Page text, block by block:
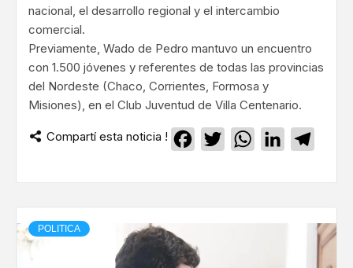
nacional, el desarrollo regional y el intercambio
comercial.
Previamente, Wado de Pedro mantuvo un encuentro
con 1.500 jóvenes y referentes de todas las provincias
del Nordeste (Chaco, Corrientes, Formosa y
Misiones), en el Club Juventud de Villa Centenario.
Compartí esta noticia ! Facebook
TwitterWhatsApp
LinkedIn
POLITICA